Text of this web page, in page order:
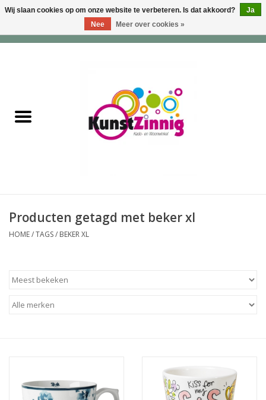
Wonen & Lifestyle
Tassen & Portemonnees
Kinderen
Producten getagd met beker xl
HOME/TAGS/ BEKER XL
Wij slaan cookies op om onze website te verbeteren. Is dat akkoord?
Ja
Nee
Meer over cookies »